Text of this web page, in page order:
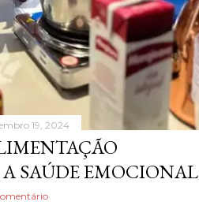
19, 2024
SAÚDE EMOCIONAL